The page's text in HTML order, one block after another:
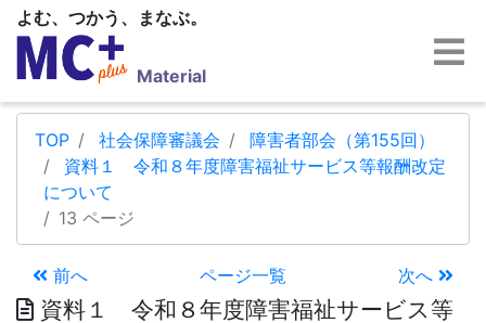
よむ、つかう、まなぶ。
Material
TOP 社会保障審議会
障害者部会（第155回）
資料１ 令和８年度障害福祉サービス等報酬改定
について
13 ページ
前へ ページ一覧 次へ
資料１ 令和８年度障害福祉サービス等